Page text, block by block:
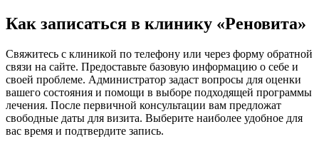
Как записаться в клинику «Реновита»
Свяжитесь с клиникой по телефону или через форму обратной
связи на сайте. Предоставьте базовую информацию о себе и
своей проблеме. Администратор задаст вопросы для оценки
вашего состояния и помощи в выборе подходящей программы
лечения. После первичной консультации вам предложат
свободные даты для визита. Выберите наиболее удобное для
вас время и подтвердите запись.